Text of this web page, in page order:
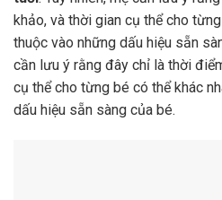
khảo, và thời gian cụ thể cho
thuộc vào những dấu hiệu sẵn
cần lưu ý rằng đây chỉ là thời
cụ thể cho từng bé có thể khác
dấu hiệu sẵn sàng của bé.